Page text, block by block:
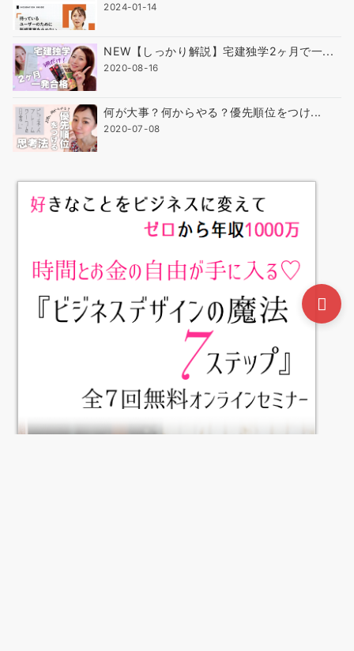
2024-01-14
NEW【しっかり解説】宅建独学2ヶ月で一...
2020-08-16
何が大事？何からやる？優先順位をつけ...
2020-07-08